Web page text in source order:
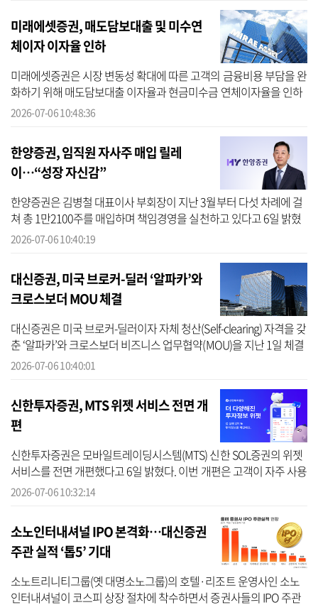
미래에셋증권, 매도담보대출 및 미수연
체이자 이자율 인하
미래에셋증권은 시장 변동성 확대에 따른 고객의 금융비용 부담을 완
화하기 위해 매도담보대출 이자율과 현금미수금 연체이자율을 인하
한다고 6일 밝혔다. 이에 매도담보대출 이자율은 연 9.0%에서 7.95%
2026-07-06 10:48:36
한양증권, 임직원 자사주 매입 릴레
이…“성장 자신감”
한양증권은 김병철 대표이사 부회장이 지난 3월부터 다섯 차례에 걸
쳐 총 1만2100주를 매입하며 책임경영을 실천하고 있다고 6일 밝혔
다. 한양증권 임직원들이 올해 들어 자사주 매입을 이어가며 책임경
2026-07-06 10:40:19
대신증권, 미국 브로커-딜러 ‘알파카’와
크로스보더 MOU 체결
대신증권은 미국 브로커-딜러이자 자체 청산(Self-clearing) 자격을 갖
춘 ‘알파카’와 크로스보더 비즈니스 업무협약(MOU)을 지난 1일 체결
했다고 6일 밝혔다. 이번 협약으로 양사는 외국인 통합계좌(Omnibus
2026-07-06 10:40:01
신한투자증권, MTS 위젯 서비스 전면 개
편
신한투자증권은 모바일트레이딩시스템(MTS) 신한 SOL증권의 위젯
서비스를 전면 개편했다고 6일 밝혔다. 이번 개편은 고객이 자주 사용
하는 투자 정보를 스마트폰 홈 화면에서 더욱 빠르고 간편하게 조회
2026-07-06 10:32:14
소노인터내셔널 IPO 본격화…대신증권
주관 실적 ‘톱5’ 기대
소노트리니티그룹(옛 대명소노그룹)의 호텔·리조트 운영사인 소노
인터내셔널이 코스피 상장 절차에 착수하면서 증권사들의 IPO 주관